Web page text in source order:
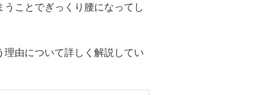
ことでぎっくり腰になってし
由について詳しく解説してい